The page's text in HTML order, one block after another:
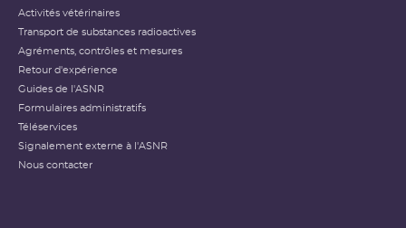
Activités vétérinaires
Transport de substances radioactives
Agréments, contrôles et mesures
Retour d'expérience
Guides de l'ASNR
Formulaires administratifs
Téléservices
Signalement externe à l'ASNR
Nous contacter